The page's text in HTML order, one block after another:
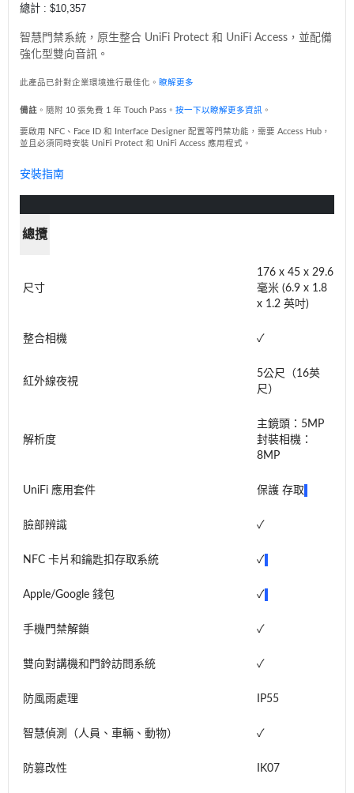
總計 : $10,357
智慧門禁系統，原生整合 UniFi Protect 和 UniFi Access，並配備
強化型雙向音訊。
此產品已針對企業環境進行最佳化。 瞭解更多
備註 。隨附 10 張免費 1 年 Touch Pass。 按一下以瞭解更多資訊 。
要啟用 NFC、Face ID 和 Interface Designer 配置等門禁功能，需要 Access Hub，
並且必須同時安裝 UniFi Protect 和 UniFi Access 應用程式。
安裝指南
總攬
尺寸
176 x 45 x 29.6
毫米 (6.9 x 1.8
x 1.2 英吋)
整合相機 ✓
紅外線夜視
5公尺（16英
尺）
解析度
主鏡頭：5MP
封裝相機：
8MP
UniFi 應用套件 保護 存取
臉部辨識 ✓
NFC 卡片和鑰匙扣存取系統 ✓
Apple/Google 錢包 ✓
手機門禁解鎖 ✓
雙向對講機和門鈴訪問系統 ✓
防風雨處理 IP55
智慧偵測（人員、車輛、動物） ✓
防篡改性 IK07